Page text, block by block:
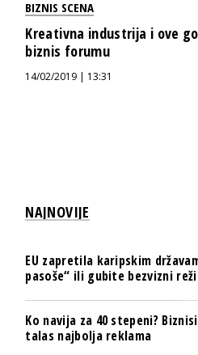
BIZNIS SCENA
Kreativna industrija i ove
biznis forumu
14/02/2019 | 13:31
NAJNOVIJE
EU zapretila karipskim
pasoše“ ili gubite bezvizni
Ko navija za 40 stepeni?
talas najbolja reklama